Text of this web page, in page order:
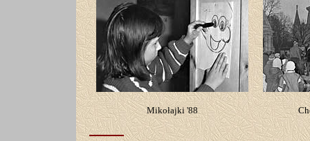
Mikołajki '88